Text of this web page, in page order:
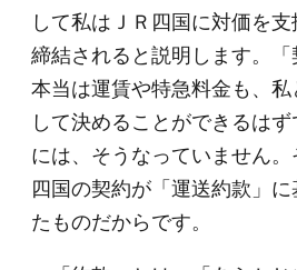
して私はＪＲ四国に対価を
締結されると説明します。「
本当は運賃や特急料金も、
して決めることができるは
には、そうなっていません。
四国の契約が「運送約款」
たものだからです。